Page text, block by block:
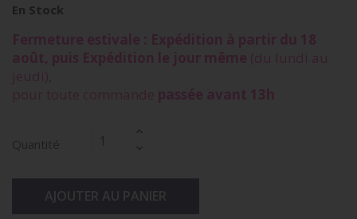
En Stock
Fermeture estivale : Expédition à partir du 18
août, puis Expédition le jour même (du lundi au
jeudi),
pour toute commande passée avant 13h